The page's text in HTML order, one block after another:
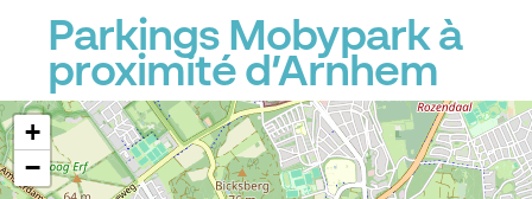
Parkings Mobypark à
proximité d’Arnhem
+
−